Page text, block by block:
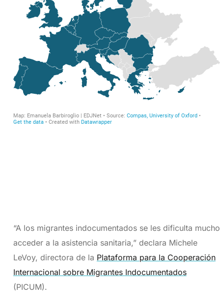
“A los migrantes indocumentados se les dificulta mucho
acceder a la asistencia sanitaria,” declara Michele
LeVoy, directora de la Plataforma para la Cooperación
Internacional sobre Migrantes Indocumentados
(PICUM).